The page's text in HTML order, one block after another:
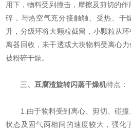
用下，物料受到撞击，摩擦及剪切的
碎，与热空气充分接触触、受热、干
升，分级环将大颗粒截留，小颗粒从
离器回收，未干透或大块物料受离心
被粉碎干燥。
三、豆腐渣旋转闪蒸干燥机特点：
1.由于物料受到离心、剪切、碰撞
状态及固气两相间的速度较大，强化